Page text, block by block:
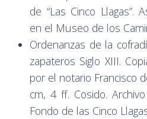
de “Las Cinco Llagas”.
en el Museo de los
Ordenanzas de la
zapateros Siglo XIII.
por el notario Francisco
cm, 4 ff. Cosido.
Fondo de las Cinco